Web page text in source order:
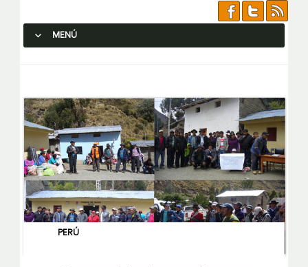
MENÚ
PERÚ